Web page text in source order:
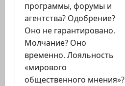
программы, форумы и
агентства? Одобрение?
Оно не гарантировано.
Молчание? Оно
временно. Лояльность
«мирового
общественного мнения»?